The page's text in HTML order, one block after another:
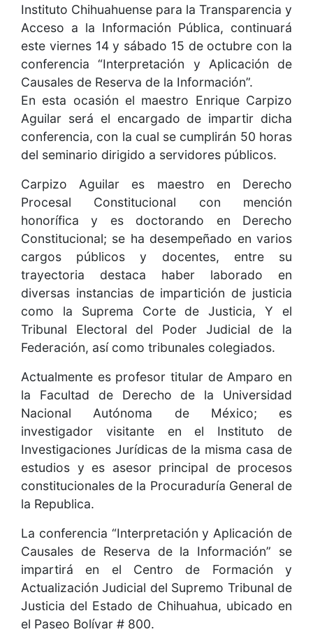
Instituto Chihuahuense para la Transparencia y
Acceso a la Información Pública, continuará
este viernes 14 y sábado 15 de octubre con la
conferencia “Interpretación y Aplicación de
Causales de Reserva de la Información”.
En esta ocasión el maestro Enrique Carpizo
Aguilar será el encargado de impartir dicha
conferencia, con la cual se cumplirán 50 horas
del seminario dirigido a servidores públicos.
Carpizo Aguilar es maestro en Derecho
Procesal Constitucional con mención
honorífica y es doctorando en Derecho
Constitucional; se ha desempeñado en varios
cargos públicos y docentes, entre su
trayectoria destaca haber laborado en
diversas instancias de impartición de justicia
como la Suprema Corte de Justicia, Y el
Tribunal Electoral del Poder Judicial de la
Federación, así como tribunales colegiados.
Actualmente es profesor titular de Amparo en
la Facultad de Derecho de la Universidad
Nacional Autónoma de México; es
investigador visitante en el Instituto de
Investigaciones Jurídicas de la misma casa de
estudios y es asesor principal de procesos
constitucionales de la Procuraduría General de
la Republica.
La conferencia “Interpretación y Aplicación de
Causales de Reserva de la Información” se
impartirá en el Centro de Formación y
Actualización Judicial del Supremo Tribunal de
Justicia del Estado de Chihuahua, ubicado en
el Paseo Bolívar # 800.